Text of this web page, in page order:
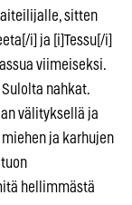
sitten
i] ja [i]Tessu[/i]
viimeiseksi.
Sulolta nahkat.
välityksellä ja
ja karhujen
hellimmästä